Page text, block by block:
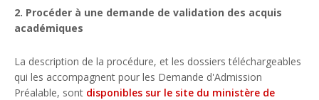
2. Procéder à une demande de validation des acquis
académiques
La description de la procédure, et les dossiers téléchargeables
qui les accompagnent pour les Demande d'Admission
Préalable, sont disponibles sur le site du ministère de